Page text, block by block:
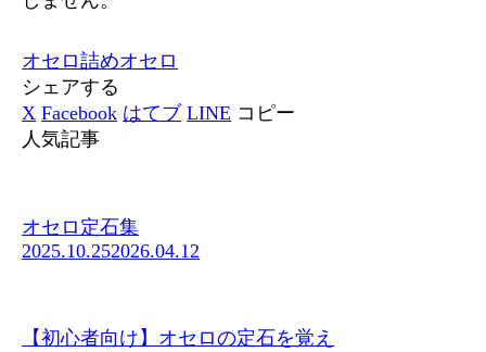
オセロ詰めオセロ
シェアする
X Facebook はてブ LINE コピー
人気記事
オセロ定石集
2025.10.252026.04.12
【初心者向け】オセロの定石を覚え